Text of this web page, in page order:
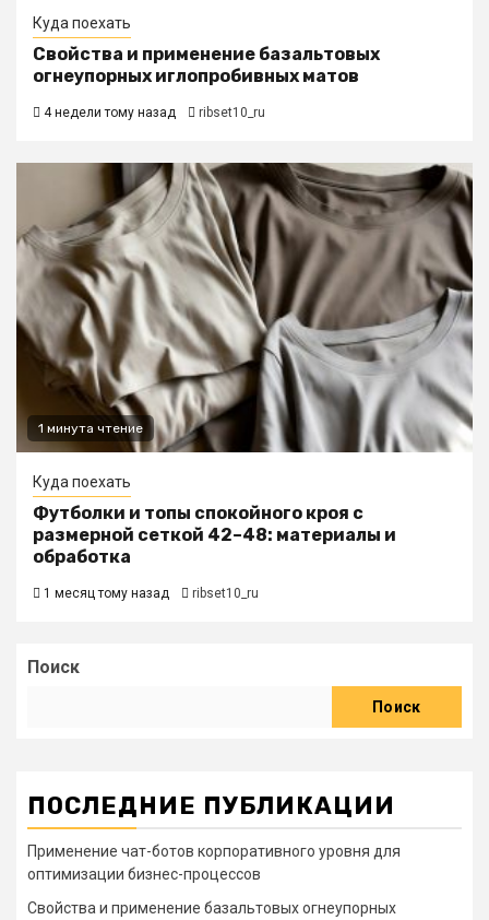
Куда поехать
Свойства и применение базальтовых
огнеупорных иглопробивных матов
4 недели тому назад ribset10_ru
1 минута чтение
Куда поехать
Футболки и топы спокойного кроя с
размерной сеткой 42–48: материалы и
обработка
1 месяц тому назад ribset10_ru
Поиск
Поиск
ПОСЛЕДНИЕ ПУБЛИКАЦИИ
Применение чат-ботов корпоративного уровня для
оптимизации бизнес-процессов
Свойства и применение базальтовых огнеупорных